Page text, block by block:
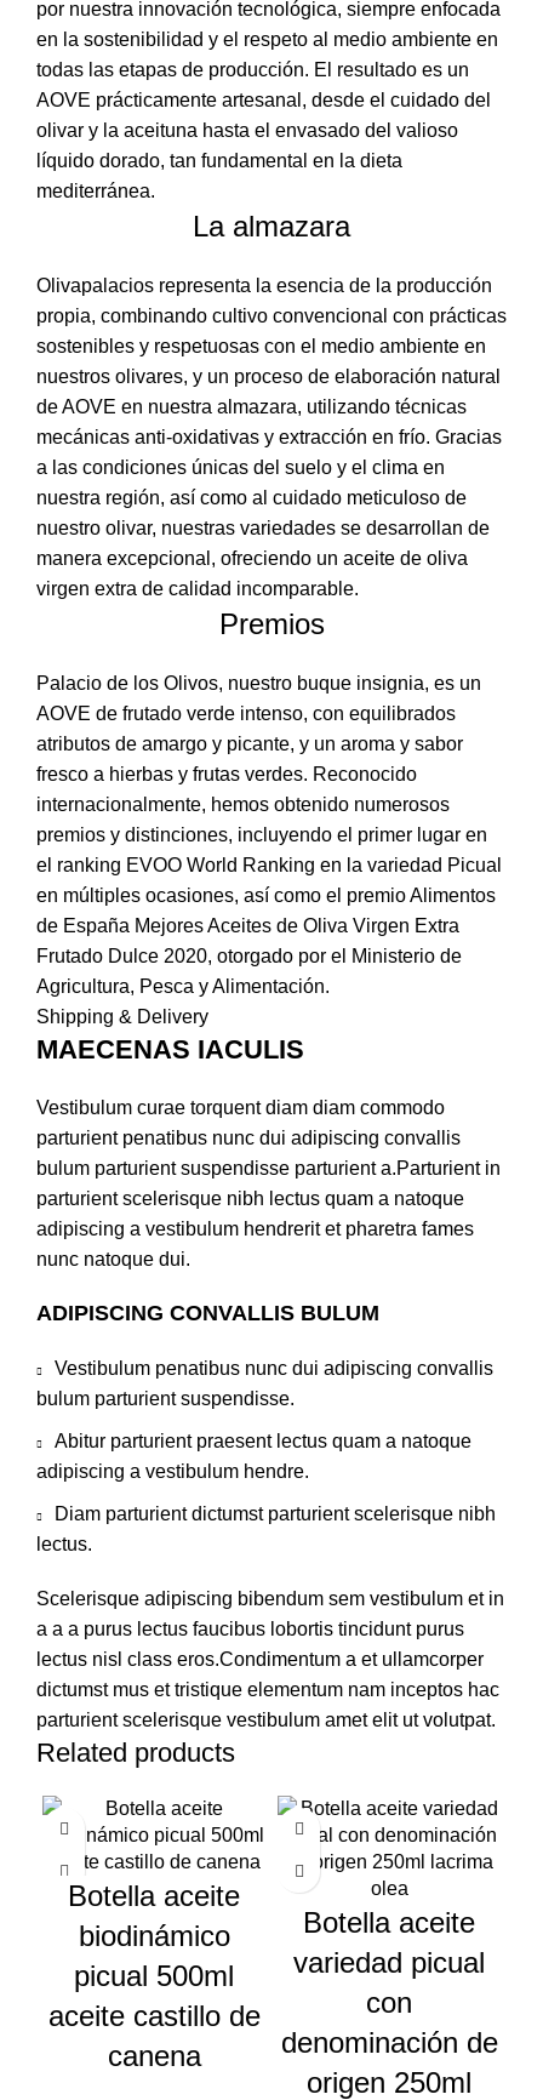
por nuestra innovación tecnológica, siempre enfocada
en la sostenibilidad y el respeto al medio ambiente en
todas las etapas de producción. El resultado es un
AOVE prácticamente artesanal, desde el cuidado del
olivar y la aceituna hasta el envasado del valioso
líquido dorado, tan fundamental en la dieta
mediterránea.
La almazara
Olivapalacios representa la esencia de la producción
propia, combinando cultivo convencional con prácticas
sostenibles y respetuosas con el medio ambiente en
nuestros olivares, y un proceso de elaboración natural
de AOVE en nuestra almazara, utilizando técnicas
mecánicas anti-oxidativas y extracción en frío. Gracias
a las condiciones únicas del suelo y el clima en
nuestra región, así como al cuidado meticuloso de
nuestro olivar, nuestras variedades se desarrollan de
manera excepcional, ofreciendo un aceite de oliva
virgen extra de calidad incomparable.
Premios
Palacio de los Olivos, nuestro buque insignia, es un
AOVE de frutado verde intenso, con equilibrados
atributos de amargo y picante, y un aroma y sabor
fresco a hierbas y frutas verdes. Reconocido
internacionalmente, hemos obtenido numerosos
premios y distinciones, incluyendo el primer lugar en
el ranking EVOO World Ranking en la variedad Picual
en múltiples ocasiones, así como el premio Alimentos
de España Mejores Aceites de Oliva Virgen Extra
Frutado Dulce 2020, otorgado por el Ministerio de
Agricultura, Pesca y Alimentación.
Shipping & Delivery
MAECENAS IACULIS
Vestibulum curae torquent diam diam commodo
parturient penatibus nunc dui adipiscing convallis
bulum parturient suspendisse parturient a.Parturient in
parturient scelerisque nibh lectus quam a natoque
adipiscing a vestibulum hendrerit et pharetra fames
nunc natoque dui.
ADIPISCING CONVALLIS BULUM
Vestibulum penatibus nunc dui adipiscing convallis
bulum parturient suspendisse.
Abitur parturient praesent lectus quam a natoque
adipiscing a vestibulum hendre.
Diam parturient dictumst parturient scelerisque nibh
lectus.
Scelerisque adipiscing bibendum sem vestibulum et in
a a a purus lectus faucibus lobortis tincidunt purus
lectus nisl class eros.Condimentum a et ullamcorper
dictumst mus et tristique elementum nam inceptos hac
parturient scelerisque vestibulum amet elit ut volutpat.
Related products
Botella aceite
biodinámico
picual 500ml
aceite castillo de
canena
Botella aceite
variedad picual
con
denominación de
origen 250ml